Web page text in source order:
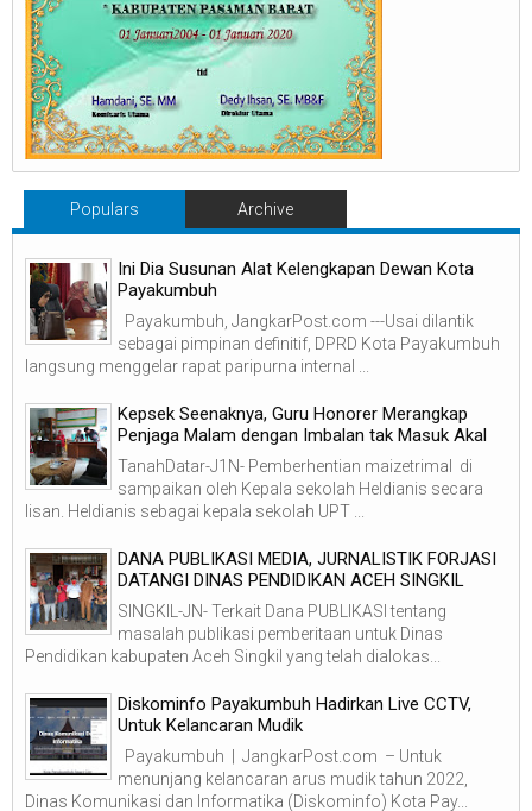
Populars Archive
Ini Dia Susunan Alat Kelengkapan Dewan Kota
Payakumbuh
Payakumbuh, JangkarPost.com ---Usai dilantik
sebagai pimpinan definitif, DPRD Kota Payakumbuh
langsung menggelar rapat paripurna internal ...
Kepsek Seenaknya, Guru Honorer Merangkap
Penjaga Malam dengan Imbalan tak Masuk Akal
TanahDatar-J1N- Pemberhentian maizetrimal di
sampaikan oleh Kepala sekolah Heldianis secara
lisan. Heldianis sebagai kepala sekolah UPT ...
DANA PUBLIKASI MEDIA, JURNALISTIK FORJASI
DATANGI DINAS PENDIDIKAN ACEH SINGKIL
SINGKIL-JN- Terkait Dana PUBLIKASI tentang
masalah publikasi pemberitaan untuk Dinas
Pendidikan kabupaten Aceh Singkil yang telah dialokas...
Diskominfo Payakumbuh Hadirkan Live CCTV,
Untuk Kelancaran Mudik
Payakumbuh | JangkarPost.com – Untuk
menunjang kelancaran arus mudik tahun 2022,
Dinas Komunikasi dan Informatika (Diskominfo) Kota Pay...